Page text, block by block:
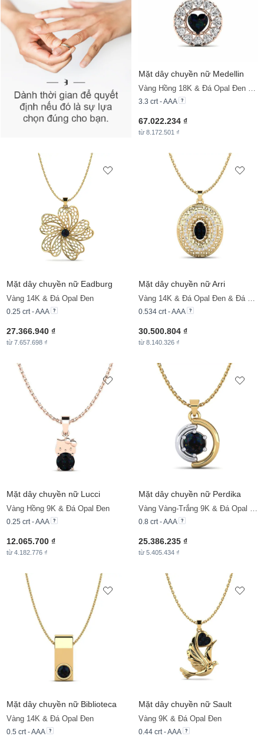
Mặt dây chuyền nữ Medellin
Vàng Hồng 18K & Đá Opal Đen & Đá Moissanite
3.3 crt - AAA
67.022.234 ₫
từ 8.172.501 ₫
Mặt dây chuyền nữ Eadburg
Vàng 14K & Đá Opal Đen
0.25 crt - AAA
27.366.940 ₫
từ 7.657.698 ₫
Mặt dây chuyền nữ Arri
Vàng 14K & Đá Opal Đen & Đá Moissanite
0.534 crt - AAA
30.500.804 ₫
từ 8.140.326 ₫
Mặt dây chuyền nữ Lucci
Vàng Hồng 9K & Đá Opal Đen
0.25 crt - AAA
12.065.700 ₫
từ 4.182.776 ₫
Mặt dây chuyền nữ Perdika
Vàng Vàng-Trắng 9K & Đá Opal Đen
0.8 crt - AAA
25.386.235 ₫
từ 5.405.434 ₫
Mặt dây chuyền nữ Biblioteca
Vàng 14K & Đá Opal Đen
0.5 crt - AAA
Mặt dây chuyền nữ Sault
Vàng 9K & Đá Opal Đen
0.44 crt - AAA